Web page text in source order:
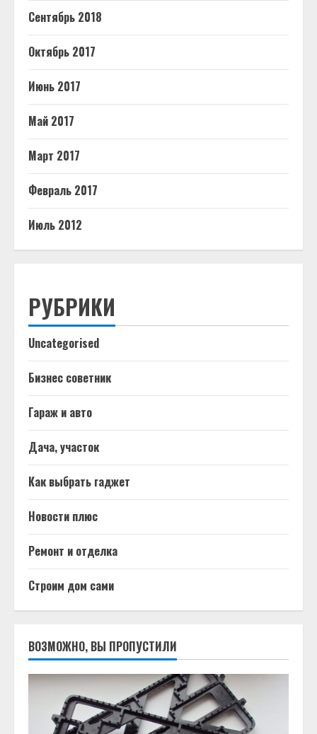
Сентябрь 2018
Октябрь 2017
Июнь 2017
Май 2017
Март 2017
Февраль 2017
Июль 2012
РУБРИКИ
Uncategorised
Бизнес советник
Гараж и авто
Дача, участок
Как выбрать гаджет
Новости плюс
Ремонт и отделка
Строим дом сами
ВОЗМОЖНО, ВЫ ПРОПУСТИЛИ